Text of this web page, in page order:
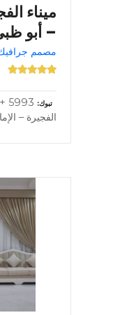
ميناء
– أبو ظبي –
مصمم جرافيك
تبوك
الفجيرة –